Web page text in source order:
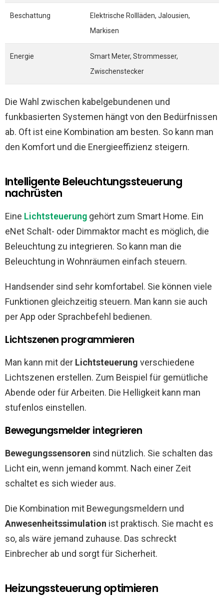
Beschattung
Elektrische Rollläden, Jalousien,
Markisen
Energie
Smart Meter, Strommesser,
Zwischenstecker
Die Wahl zwischen kabelgebundenen und
funkbasierten Systemen hängt von den Bedürfnissen
ab. Oft ist eine Kombination am besten. So kann man
den Komfort und die Energieeffizienz steigern.
Intelligente Beleuchtungssteuerung
nachrüsten
Eine Lichtsteuerung gehört zum Smart Home. Ein
eNet Schalt- oder Dimmaktor macht es möglich, die
Beleuchtung zu integrieren. So kann man die
Beleuchtung in Wohnräumen einfach steuern.
Handsender sind sehr komfortabel. Sie können viele
Funktionen gleichzeitig steuern. Man kann sie auch
per App oder Sprachbefehl bedienen.
Lichtszenen programmieren
Man kann mit der Lichtsteuerung verschiedene
Lichtszenen erstellen. Zum Beispiel für gemütliche
Abende oder für Arbeiten. Die Helligkeit kann man
stufenlos einstellen.
Bewegungsmelder integrieren
Bewegungssensoren sind nützlich. Sie schalten das
Licht ein, wenn jemand kommt. Nach einer Zeit
schaltet es sich wieder aus.
Die Kombination mit Bewegungsmeldern und
Anwesenheitssimulation ist praktisch. Sie macht es
so, als wäre jemand zuhause. Das schreckt
Einbrecher ab und sorgt für Sicherheit.
Heizungssteuerung optimieren